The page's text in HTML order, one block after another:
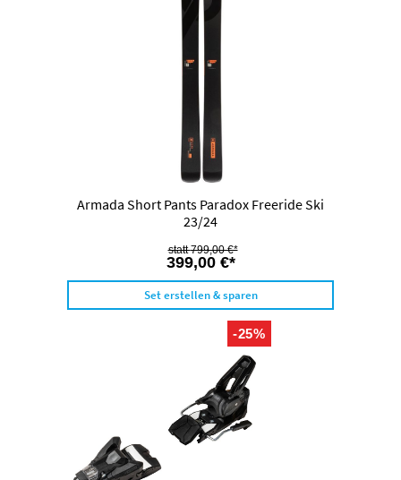
Armada Short Pants Paradox Freeride Ski
23/24
399,00 €*
799,00 €*
Set erstellen & sparen
-25%